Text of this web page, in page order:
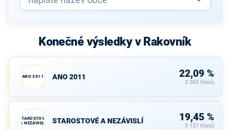
Konečné výsledky v Rakovník
ANO 2011 ANO 2011 22,09 %
3 563 hlasů
STAROSTOVÉ
A NEZÁVISLÍ
STAROSTOVÉ A NEZÁVISLÍ 19,45 %
3 137 hlasů